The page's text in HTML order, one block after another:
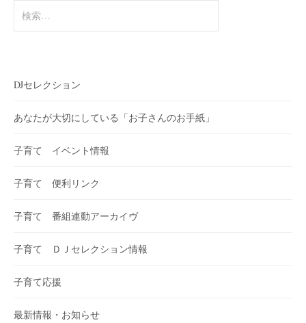
索:
DJセレクション
あなたが大切にしている「お子さんのお手紙」
子育て イベント情報
子育て 便利リンク
子育て 番組連動アーカイヴ
子育て ＤＪセレクション情報
子育て応援
最新情報・お知らせ